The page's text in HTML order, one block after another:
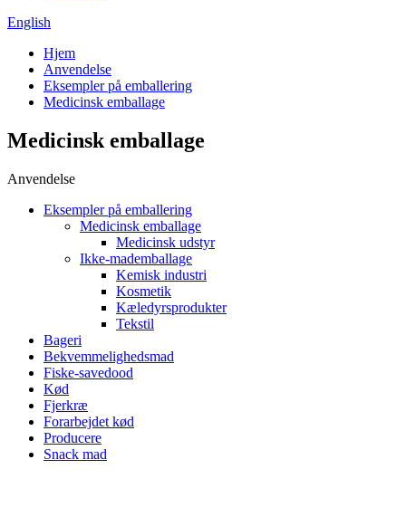
English
Hjem
Anvendelse
Eksempler på emballering
Medicinsk emballage
Medicinsk emballage
Anvendelse
Eksempler på emballering
Medicinsk emballage
Medicinsk udstyr
Ikke-mademballage
Kemisk industri
Kosmetik
Kæledyrsprodukter
Tekstil
Bageri
Bekvemmelighedsmad
Fiske-savedood
Kød
Fjerkræ
Forarbejdet kød
Producere
Snack mad